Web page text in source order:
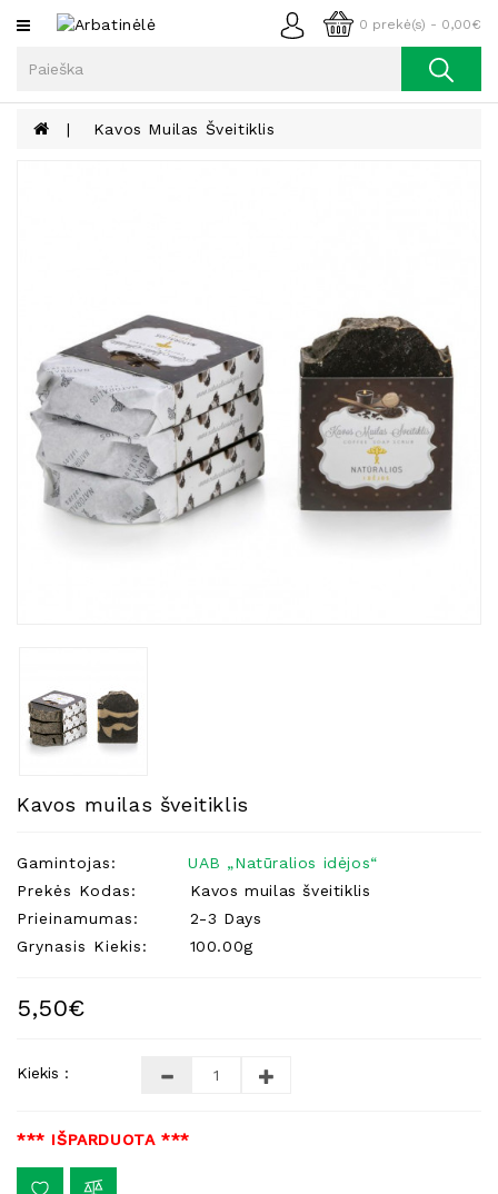
0 prekė(s) - 0,00€
Kategorijos
Kava
Riešutai
Becukriai
Saldėsiai
Saldėsiai
Gurmanams
Natūralios
Kosmetika
Higienos
Priemonės
Kūdikiams
Reikalai
Indai
Kavos Muilas Šveitiklis
Kavos muilas šveitiklis
Gamintojas:
UAB „Natūralios idėjos“
Prekės Kodas:
Kavos muilas šveitiklis
Prieinamumas:
2-3 Days
Grynasis Kiekis:
100.00g
5,50€
Kiekis :
*** IŠPARDUOTA ***